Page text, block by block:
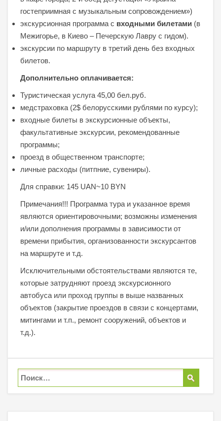
гостеприимная с музыкальным сопровождением»)
экскурсионная программа с входными билетами (в
Межигорье, в Киево – Печерскую Лавру с гидом).
экскурсии по маршруту в третий день без входных
билетов.
Дополнительно оплачивается:
Туристическая услуга 45,00 бел.руб.
медстраховка (2$ белорусскими рублями по курсу);
входные билеты в экскурсионные объекты,
факультативные экскурсии, рекомендованные
программы;
проезд в общественном транспорте;
личные расходы (питпние, сувениры).
Для справки: 145 UAN~10 BYN
Примечания!!! Программа тура и указанное время
являются ориентировочными; возможны изменения
и/или дополнения программы в зависимости от
времени прибытия, организованности экскурсантов
на маршруте и т.д.
Исключительными обстоятельствами являются те,
которые затрудняют проезд экскурсионного
автобуса или проход группы в выше названных
объектов (закрытие проездов в связи с концертами,
митингами и т.п., ремонт сооружений, объектов и
т.д.).